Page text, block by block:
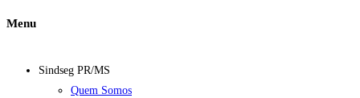
Menu
Sindseg PR/MS
Quem Somos